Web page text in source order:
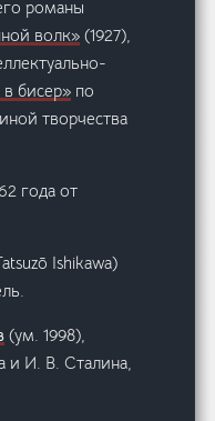
романы
волк» (1927),
бисер» по
творчества
года от
Ishikawa)
(ум. 1998),
и И. В. Сталина,